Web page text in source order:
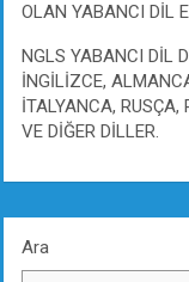
OLAN YABANCI DİL
NGLS YABANCI DİL
İNGİLİZCE,
İTALYANCA, RUSÇA,
VE DİĞER DİLLER.
Ara